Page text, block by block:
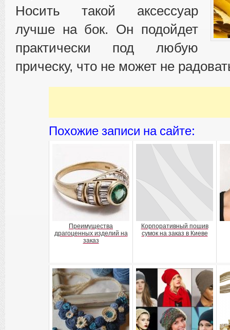
Носить такой аксессуар
лучше на бок. Он подойдет
практически под любую
прическу, что не может не
Похожие записи на сайте:
Преимущества
драгоценных изделий на
заказ
Корпоративный пошив
сумок на заказ в Киеве